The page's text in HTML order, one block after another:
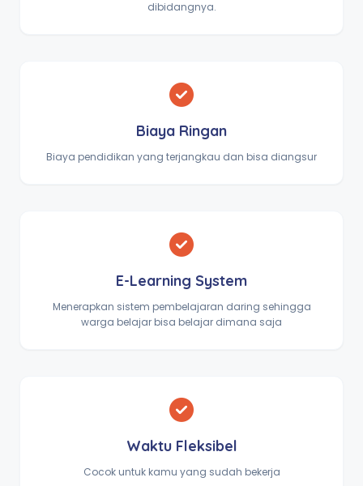
dibidangnya.
Biaya Ringan
Biaya pendidikan yang terjangkau dan bisa diangsur
E-Learning System
Menerapkan sistem pembelajaran daring sehingga
warga belajar bisa belajar dimana saja
Waktu Fleksibel
Cocok untuk kamu yang sudah bekerja